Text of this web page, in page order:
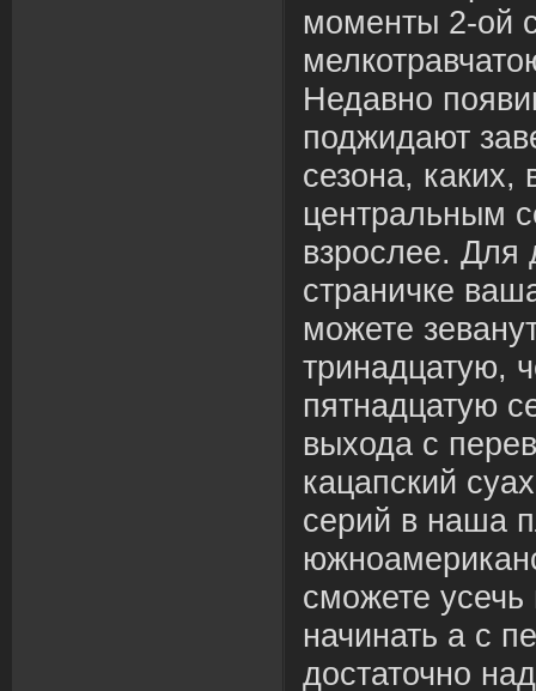
моменты 2-ой
Недавно
поджидают
сезона, каких,
центральным
взрослее. Для
страничке
можете
тринадцатую,
пятнадцатую
выхода с
кацапский
серий в наша
сможете
начинать а с
достаточно